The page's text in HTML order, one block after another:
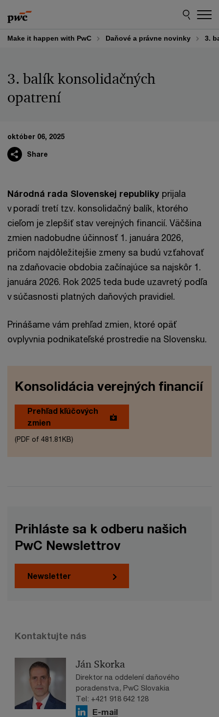
to
content
to
footer
Make it happen with PwC Daňové a právne novinky 3.
3. balík konsolidačných
opatrení
október 06, 2025
Share
Národná rada Slovenskej republiky prijala
v poradí tretí tzv. konsolidačný balík, ktorého
cieľom je zlepšiť stav verejných financií. Väčšina
zmien nadobudne účinnosť 1. januára 2026,
pričom najdôležitejšie zmeny sa budú vzťahovať
na zdaňovacie obdobia začínajúce sa najskôr 1.
januára 2026. Rok 2025 teda bude uzavretý podľa
v súčasnosti platných daňových pravidiel.
Prinášame vám prehľad zmien, ktoré opäť
ovplyvnia podnikateľské prostredie na Slovensku.
Konsolidácia verejných financií​
Prehľad kľúčových
zmien
(PDF of 481.81KB)
Prihláste sa k odberu našich
PwC Newslettrov
Newsletter
Kontaktujte nás
Ján Skorka
Direktor na oddelení daňového
poradenstva, PwC Slovakia
Tel: +421 918 642 128
E-mail